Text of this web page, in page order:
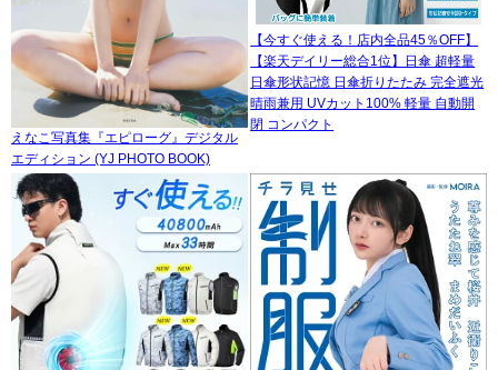
えなこ写真集『エピローグ』デジタル
エディション (YJ PHOTO BOOK)
【今すぐ使える！店内全品45％OFF】
【楽天デイリー総合1位】日傘 超軽量
日傘形状記憶 日傘折りたたみ 完全遮光
晴雨兼用 UVカット100% 軽量 自動開
閉 コンパクト